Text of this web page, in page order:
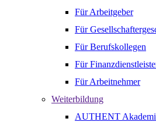
Für Arbeitgeber
Für
Für Berufskollegen
Für
Für Arbeitnehmer
Weiterbildung
AUTHENT